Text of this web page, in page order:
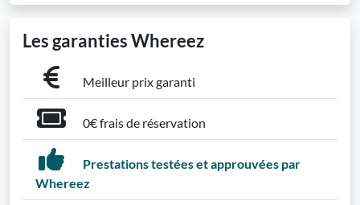
Les garanties Whereez
Meilleur prix garanti
0€ frais de réservation
Prestations testées et approuvées par
Whereez